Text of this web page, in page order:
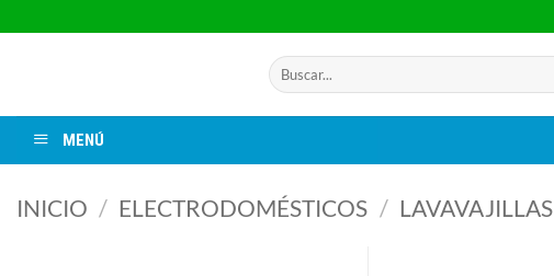
al
Buscar
por:
MENÚ
INICIO / ELECTRODOMÉSTICOS / LAVAVAJILLAS